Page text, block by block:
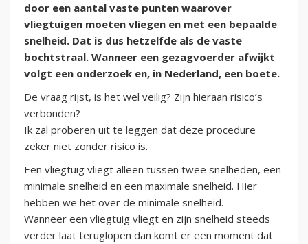
door een aantal vaste punten waarover
vliegtuigen moeten vliegen en met een bepaalde
snelheid. Dat is dus hetzelfde als de vaste
bochtstraal. Wanneer een gezagvoerder afwijkt
volgt een onderzoek en, in Nederland, een boete.
De vraag rijst, is het wel veilig? Zijn hieraan risico’s
verbonden?
Ik zal proberen uit te leggen dat deze procedure
zeker niet zonder risico is.
Een vliegtuig vliegt alleen tussen twee snelheden, een
minimale snelheid en een maximale snelheid. Hier
hebben we het over de minimale snelheid.
Wanneer een vliegtuig vliegt en zijn snelheid steeds
verder laat teruglopen dan komt er een moment dat